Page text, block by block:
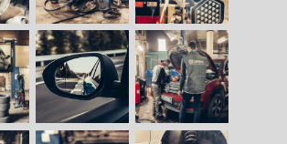
15 600 руб
Замена масла заднего/
переднего моста
Замена жидкости ГУР
Замена ремня ГРМ